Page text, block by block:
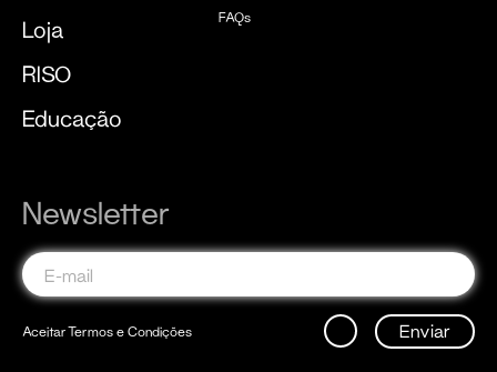
Loja
RISO
Educação
FAQs
Newsletter
AceitarTermos e Condições Enviar